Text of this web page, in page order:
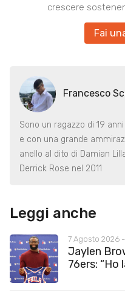
crescere
Fai
Francesco
Sono un ragazzo di 19
e con una grande
anello al dito di Damian
Derrick Rose nel 2011
Leggi anche
7 Agosto 2026 -
Jaylen
76ers: “Ho